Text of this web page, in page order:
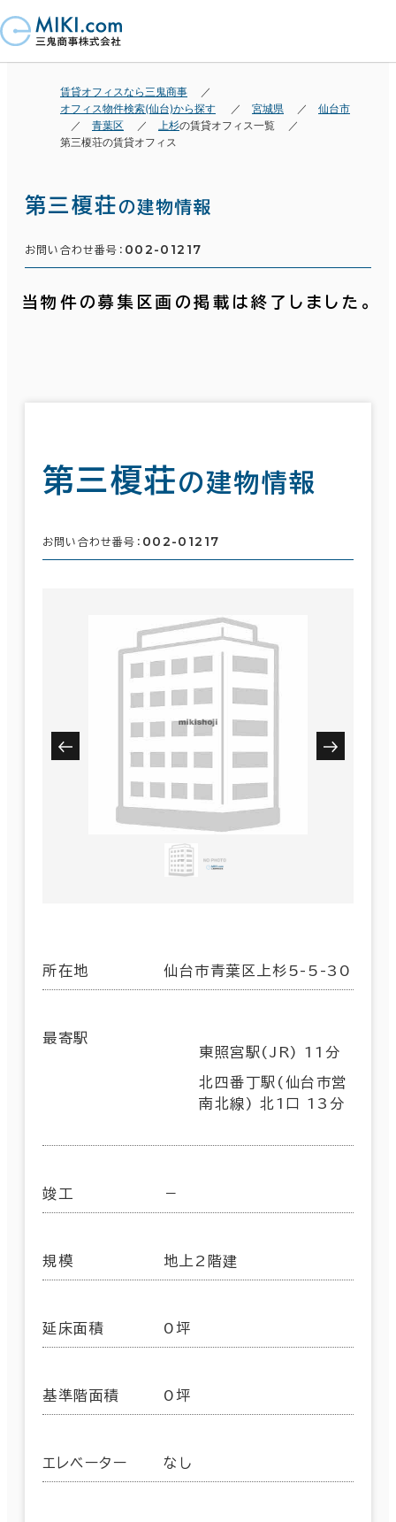
賃貸オフィスなら三鬼商事
オフィス物件検索(仙台)から探す
宮城県
仙台市
青葉区
上杉の賃貸オフィス一覧
第三榎荘の賃貸オフィス
第三榎荘の建物情報
お問い合わせ番号： 002-01217
当物件の募集区画の掲載は終了しました。
第三榎荘の建物情報
お問い合わせ番号： 002-01217
所在地 仙台市青葉区上杉5-5-30
最寄駅
東照宮駅(JR) 11分
北四番丁駅(仙台市営
南北線) 北1口 13分
竣工 －
規模 地上2階建
延床面積 0坪
基準階面積 0坪
エレベーター なし